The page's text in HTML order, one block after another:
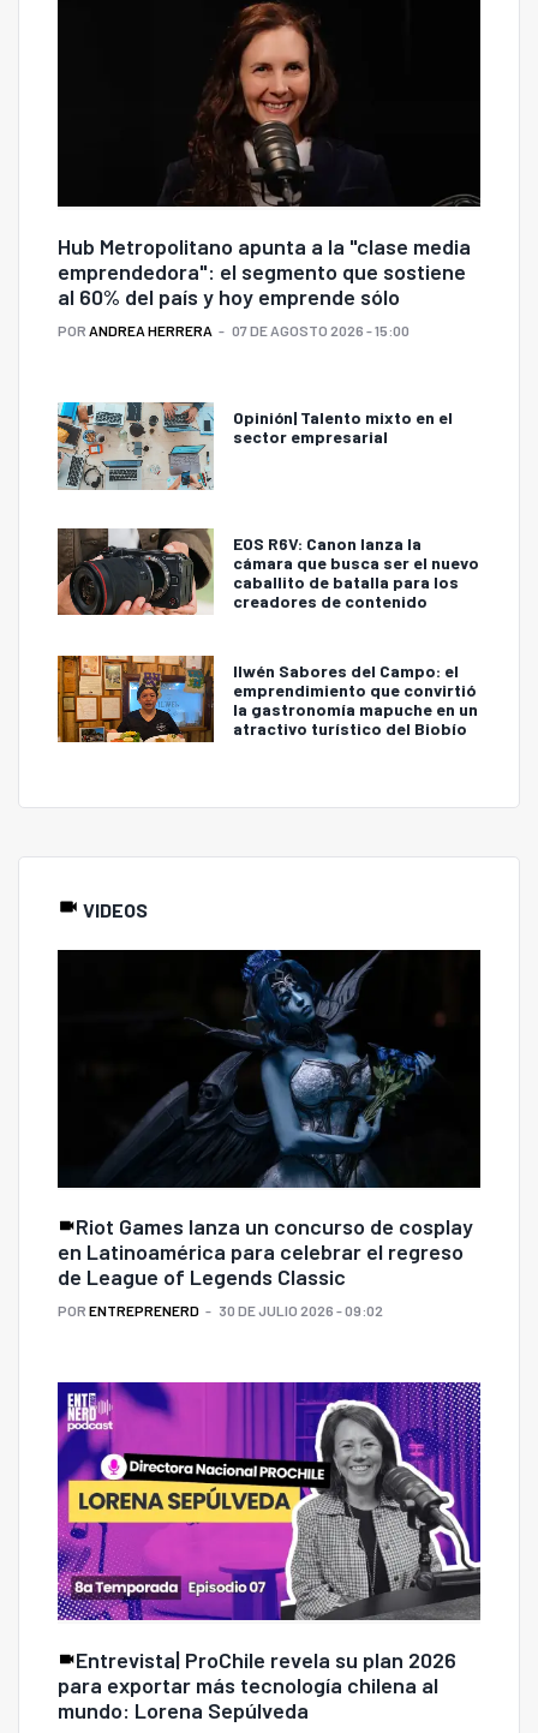
Hub Metropolitano apunta a la "clase media
emprendedora": el segmento que sostiene
al 60% del país y hoy emprende sólo
POR ANDREA HERRERA 07 DE AGOSTO 2026 - 15:00
Opinión| Talento mixto en el
sector empresarial
EOS R6V: Canon lanza la
cámara que busca ser el nuevo
caballito de batalla para los
creadores de contenido
Ilwén Sabores del Campo: el
emprendimiento que convirtió
la gastronomía mapuche en un
atractivo turístico del Biobío
VIDEOS
Riot Games lanza un concurso de cosplay
en Latinoamérica para celebrar el regreso
de League of Legends Classic
POR ENTREPRENERD 30 DE JULIO 2026 - 09:02
Entrevista| ProChile revela su plan 2026
para exportar más tecnología chilena al
mundo: Lorena Sepúlveda